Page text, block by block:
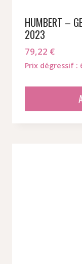
HUMBERT –
2023
79,22 €
Prix dégressif :